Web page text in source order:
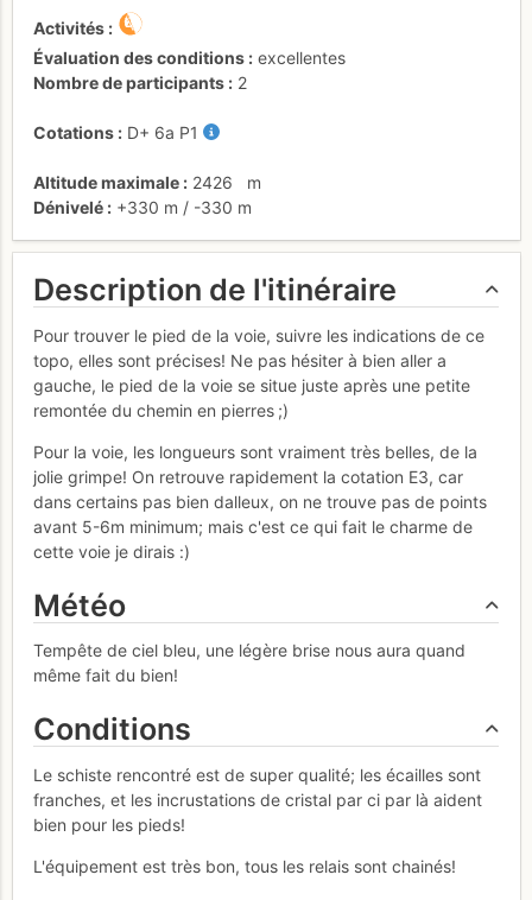
Activités
Évaluation des conditions
excellentes
Nombre de participants
2
Cotations D+ 6a P1
Altitude maximale 2426
m
Dénivelé
+330 m / -330 m
Description de l'itinéraire
Pour trouver le pied de la voie, suivre les indications de ce
topo, elles sont précises! Ne pas hésiter à bien aller a
gauche, le pied de la voie se situe juste après une petite
remontée du chemin en pierres ;)
Pour la voie, les longueurs sont vraiment très belles, de la
jolie grimpe! On retrouve rapidement la cotation E3, car
dans certains pas bien dalleux, on ne trouve pas de points
avant 5-6m minimum; mais c'est ce qui fait le charme de
cette voie je dirais :)
Météo
Tempête de ciel bleu, une légère brise nous aura quand
même fait du bien!
Conditions
Le schiste rencontré est de super qualité; les écailles sont
franches, et les incrustations de cristal par ci par là aident
bien pour les pieds!
L'équipement est très bon, tous les relais sont chainés!